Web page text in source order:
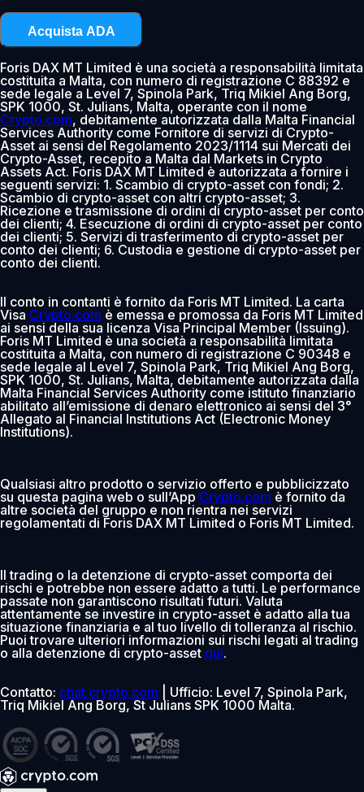
Acquista ADA
Foris DAX MT Limited è una società a responsabilità limitata
costituita a Malta, con numero di registrazione C 88392 e
sede legale a Level 7, Spinola Park, Triq Mikiel Ang Borg,
SPK 1000, St. Julians, Malta, operante con il nome
Crypto.com, debitamente autorizzata dalla Malta Financial
Services Authority come Fornitore di servizi di Crypto-
Asset ai sensi del Regolamento 2023/1114 sui Mercati dei
Crypto-Asset, recepito a Malta dal Markets in Crypto
Assets Act. Foris DAX MT Limited è autorizzata a fornire i
seguenti servizi: 1. Scambio di crypto-asset con fondi; 2.
Scambio di crypto-asset con altri crypto-asset; 3.
Ricezione e trasmissione di ordini di crypto-asset per conto
dei clienti; 4. Esecuzione di ordini di crypto-asset per conto
dei clienti; 5. Servizi di trasferimento di crypto-asset per
conto dei clienti; 6. Custodia e gestione di crypto-asset per
conto dei clienti.
Il conto in contanti è fornito da Foris MT Limited. La carta
Visa Crypto.com è emessa e promossa da Foris MT Limited
ai sensi della sua licenza Visa Principal Member (Issuing).
Foris MT Limited è una società a responsabilità limitata
costituita a Malta, con numero di registrazione C 90348 e
sede legale al Level 7, Spinola Park, Triq Mikiel Ang Borg,
SPK 1000, St. Julians, Malta, debitamente autorizzata dalla
Malta Financial Services Authority come istituto finanziario
abilitato all’emissione di denaro elettronico ai sensi del 3°
Allegato al Financial Institutions Act (Electronic Money
Institutions).
Qualsiasi altro prodotto o servizio offerto e pubblicizzato
su questa pagina web o sull’App Crypto.com è fornito da
altre società del gruppo e non rientra nei servizi
regolamentati di Foris DAX MT Limited o Foris MT Limited.
Il trading o la detenzione di crypto-asset comporta dei
rischi e potrebbe non essere adatto a tutti. Le performance
passate non garantiscono risultati futuri. Valuta
attentamente se investire in crypto-asset è adatto alla tua
situazione finanziaria e al tuo livello di tolleranza al rischio.
Puoi trovare ulteriori informazioni sui rischi legati al trading
o alla detenzione di crypto-asset qui.
Contatto: chat.crypto.com | Ufficio: Level 7, Spinola Park,
Triq Mikiel Ang Borg, St Julians SPK 1000 Malta.